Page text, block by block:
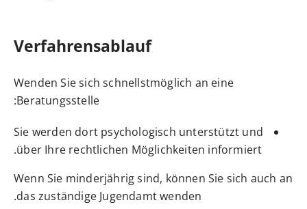
Verfahrensablauf
Wenden Sie sich schnellstmöglich an eine
Beratungsstelle:
Sie werden dort psychologisch unterstützt und
über Ihre rechtlichen Möglichkeiten informiert.
Wenn Sie minderjährig sind, können Sie sich auch an
das zuständige Jugendamt wenden.